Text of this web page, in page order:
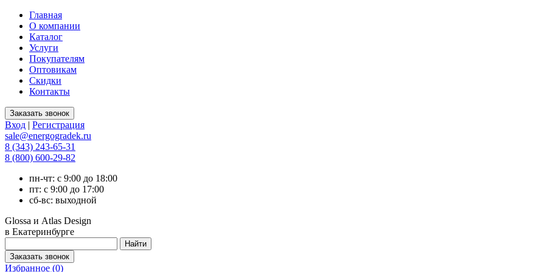
Главная
О компании
Каталог
Услуги
Покупателям
Оптовикам
Скидки
Контакты
Вход | Регистрация
sale@energogradek.ru
8 (343) 243-65-31
8 (800) 600-29-82
пн-чт: с 9:00 до 18:00
пт: с 9:00 до 17:00
сб-вс: выходной
Glossa и Atlas Design
в Екатеринбурге
Избранное (0)